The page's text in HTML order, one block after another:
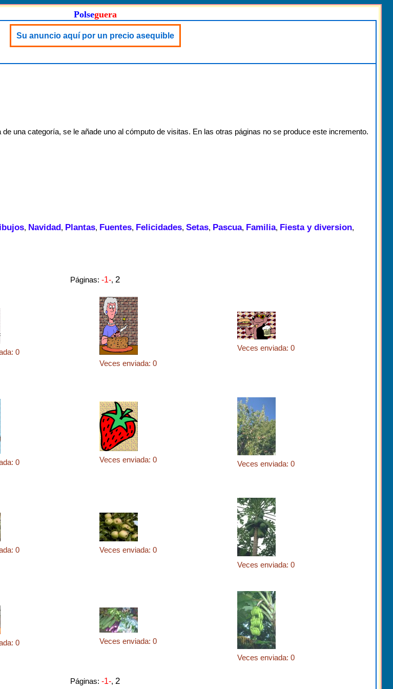
Polseguera
Su anuncio aquí por un precio asequible
una categoría, se le añade uno al cómputo de visitas. En las otras páginas no se produce este incremento.
, Navidad, Plantas, Fuentes, Felicidades, Setas, Pascua, Familia, Fiesta y diversion,
Páginas: -1-, 2
0
Veces enviada: 0
Veces enviada: 0
0 Veces enviada: 0 Veces enviada: 0
0
Veces enviada: 0
Veces enviada: 0
0
Veces enviada: 0
Veces enviada: 0
Páginas: -1-, 2